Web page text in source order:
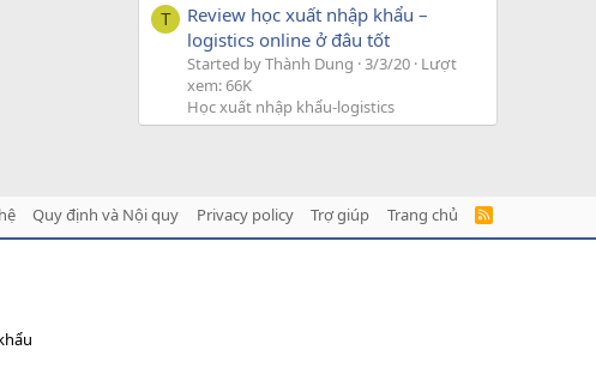
T
Review học xuất nhập khẩu –
logistics online ở đâu tốt
Started by Thành Dung 3/3/20 Lượt
xem: 66K
Học xuất nhập khẩu-logistics
Quy định và Nội quy Privacy policy Trợ giúp Trang chủ
R